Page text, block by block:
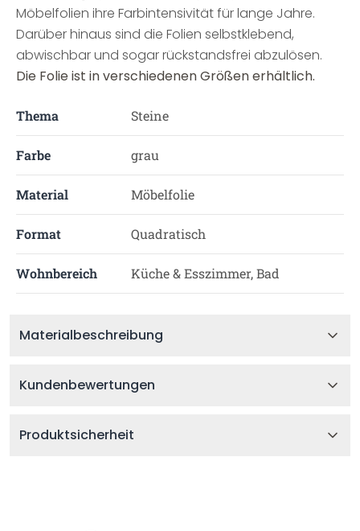
Möbelfolien ihre Farbintensivität für lange Jahre.
Darüber hinaus sind die Folien selbstklebend,
abwischbar und sogar rückstandsfrei abzulösen.
Die Folie ist in verschiedenen Größen erhältlich.
Thema Steine
Farbe grau
Material Möbelfolie
Format Quadratisch
Wohnbereich Küche & Esszimmer, Bad
Materialbeschreibung
Kundenbewertungen
Produktsicherheit